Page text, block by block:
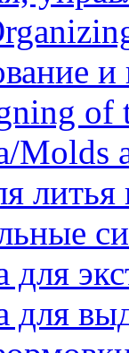
и
of
Molds
литья
для